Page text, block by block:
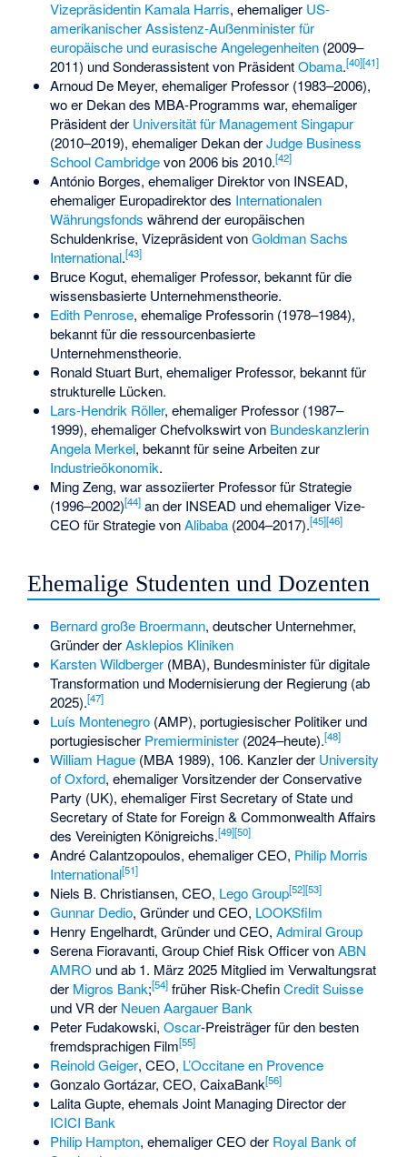
Vizepräsidentin Kamala Harris, ehemaliger US-
amerikanischer Assistenz-Außenminister für
europäische und eurasische Angelegenheiten(2009–
2011) und Sonderassistent von PräsidentObama.[40][41]
Arnoud De Meyer, ehemaliger Professor (1983–2006),
wo er Dekan des MBA-Programms war, ehemaliger
Präsident der Universität für Management Singapur
(2010–2019), ehemaliger Dekan derJudge Business
School Cambridgevon 2006 bis 2010.[42]
António Borges, ehemaliger Direktor von INSEAD,
ehemaliger Europadirektor des Internationalen
Währungsfonds während dereuropäischen
Schuldenkrise, Vizepräsident vonGoldman Sachs
International.[43]
Bruce Kogut, ehemaliger Professor, bekannt fürdie
wissensbasierte Unternehmenstheorie.
Edith Penrose, ehemalige Professorin (1978–1984),
bekannt fürdie ressourcenbasierte
Unternehmenstheorie.
Ronald Stuart Burt, ehemaliger Professor, bekannt für
strukturelle Lücken.
Lars-Hendrik Röller, ehemaliger Professor (1987–
1999), ehemaliger Chefvolkswirt von Bundeskanzlerin
Angela Merkel, bekannt für seine Arbeiten zur
Industrieökonomik.
Ming Zeng, war assoziierter Professor für Strategie
(1996–2002)[44]an der INSEAD und ehemaliger Vize-
CEO für Strategie vonAlibaba(2004–2017).[45][46]
Ehemalige Studenten und Dozenten
Bernard große Broermann, deutscher Unternehmer,
Gründer derAsklepios Kliniken
Karsten Wildberger(MBA), Bundesminister für digitale
Transformation und Modernisierung der Regierung (ab
2025).[47]
Luís Montenegro(AMP), portugiesischer Politiker und
portugiesischer Premierminister(2024–heute).[48]
William Hague(MBA 1989), 106. Kanzler der University
of Oxford, ehemaliger Vorsitzender derConservative
Party (UK), ehemaliger First Secretary of Stateund
Secretary of State for Foreign & Commonwealth Affairs
des Vereinigten Königreichs.[49][50]
André Calantzopoulos, ehemaliger CEO, Philip Morris
International[51]
Niels B. Christiansen, CEO, Lego Group[52][53]
Gunnar Dedio, Gründer und CEO, LOOKSfilm
Henry Engelhardt, Gründer und CEO, Admiral Group
Serena Fioravanti, Group Chief Risk Officer vonABN
AMROund ab 1. März 2025 Mitglied im Verwaltungsrat
der Migros Bank;[54]früher Risk-ChefinCredit Suisse
und VR der Neuen Aargauer Bank
Peter Fudakowski, Oscar-Preisträger für den besten
fremdsprachigen Film[55]
Reinold Geiger, CEO, L’Occitane en Provence
Gonzalo Gortázar, CEO, CaixaBank[56]
Lalita Gupte, ehemals Joint Managing Director der
ICICI Bank
Philip Hampton, ehemaliger CEO der Royal Bank of